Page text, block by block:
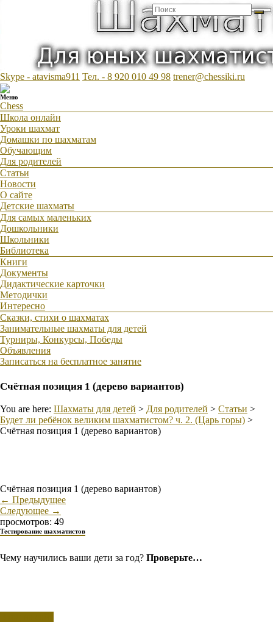
Skype - atavisma911 Тел. - 8 920 010 49 98 trener@chessiki.ru
Шахматы для детей
Шахматы для детей. Обучение шахматам дошкольников и
младших школьников
Меню
Chess
Школа онлайн
Уроки шахмат
Домашки по шахматам
Обучающим
Для родителей
Статьи
Новости
О сайте
Детские шахматы
Для самых маленьких
Дошкольники
Школьники
Библиотека
Книги
Документы
Дидактические карточки
Методички
Интересно
Сказки, стихи о шахматах
Занимательные шахматы для детей
Турниры, Конкурсы, Победы
Объявления
Записаться на бесплатное занятие
Счётная позиция 1 (дерево вариантов)
You are here: Шахматы для детей > Для родителей > Статьи >
Будет ли ребёнок великим шахматистом? ч. 2. (Царь горы) >
Счётная позиция 1 (дерево вариантов)
Счётная позиция 1 (дерево вариантов)
← Предыдущее
Следующее →
просмотров: 49
Тестирование шахматистов
Чему научились ваши дети за год? Проверьте…